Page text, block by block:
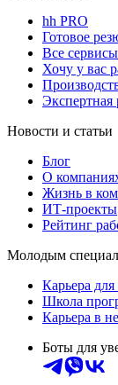
hh PRO
Готовое
Все сервисы
Хочу у вас
Экспертная
Новости и статьи
Блог
О
Жизнь в
ИТ-проекты
Рейтинг
Молодым
Карьера
Школа
Карьера в
Боты для